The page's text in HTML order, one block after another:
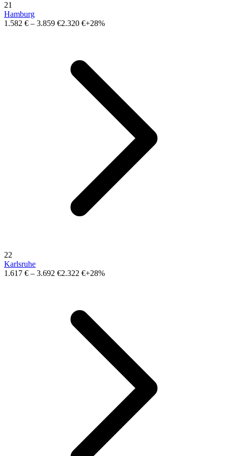
21
Hamburg
1.582 € – 3.859 €2.320 €+28%
22
Karlsruhe
1.617 € – 3.692 €2.322 €+28%